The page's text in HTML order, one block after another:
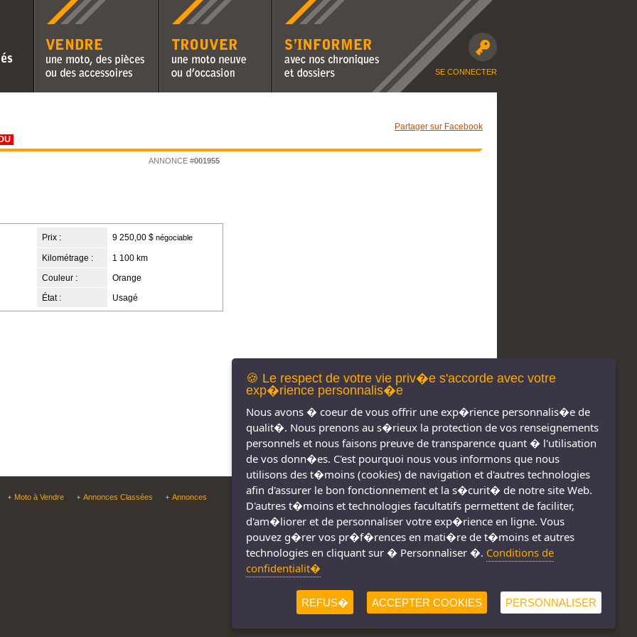
Vendre une moto, des pièces ou
des accessoires
Trouver une moto neuve ou
d'occasion
S'informer avec nos
chroniques moto et dossiers
SE CONNECTER
Partager sur Facebook
ANNONCE #001955
Prix : 9 250,00 $ négociable
Kilométrage : 1 100 km
Couleur : Orange
État : Usagé
Moto à Vendre Annonces Classées
Annonces
Copyright © Tous droits réservés 2011-
2026
Nous joindre
Conditions d'utilisation
Consignes de sécurité
🍪 Le respect de votre vie priv�e s'accorde avec votre
exp�rience personnalis�e
Nous avons � coeur de vous offrir une exp�rience personnalis�e de
qualit�. Nous prenons au s�rieux la protection de vos renseignements
personnels et nous faisons preuve de transparence quant � l'utilisation
de vos donn�es. C'est pourquoi nous vous informons que nous
utilisons des t�moins (cookies) de navigation et d'autres technologies
afin d'assurer le bon fonctionnement et la s�curit� de notre site Web.
D'autres t�moins et technologies facultatifs permettent de faciliter,
d'am�liorer et de personnaliser votre exp�rience en ligne. Vous
pouvez g�rer vos pr�f�rences en mati�re de t�moins et autres
technologies en cliquant sur � Personnaliser �. Conditions de
confidentialit�
REFUS� ACCEPTER COOKIES PERSONNALISER